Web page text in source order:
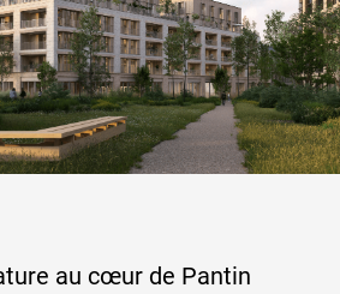
au cœur de Pantin